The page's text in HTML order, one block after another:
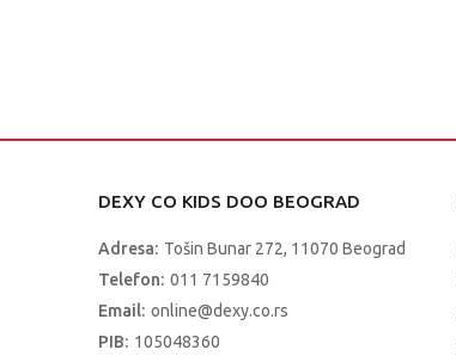
DEXY CO KIDS DOO BEOGRAD
Adresa: Tošin Bunar 272, 11070 Beograd
Telefon: 011 7159840
Email: online@dexy.co.rs
PIB: 105048360